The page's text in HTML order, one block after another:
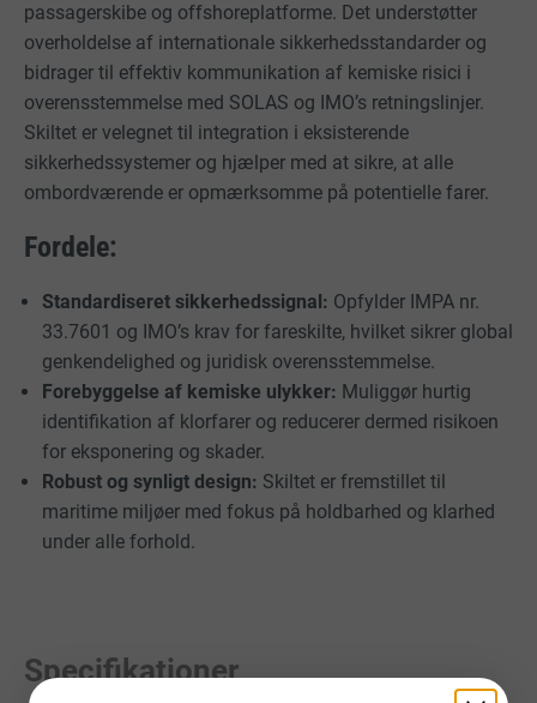
passagerskibe og offshoreplatforme. Det understøtter
overholdelse af internationale sikkerhedsstandarder og
bidrager til effektiv kommunikation af kemiske risici i
overensstemmelse med SOLAS og IMO’s retningslinjer.
Skiltet er velegnet til integration i eksisterende
sikkerhedssystemer og hjælper med at sikre, at alle
ombordværende er opmærksomme på potentielle farer.
Fordele:
Standardiseret sikkerhedssignal: Opfylder IMPA nr.
33.7601 og IMO’s krav for fareskilte, hvilket sikrer global
genkendelighed og juridisk overensstemmelse.
Forebyggelse af kemiske ulykker: Muliggør hurtig
identifikation af klorfarer og reducerer dermed risikoen
for eksponering og skader.
Robust og synligt design: Skiltet er fremstillet til
maritime miljøer med fokus på holdbarhed og klarhed
under alle forhold.
Specifikationer